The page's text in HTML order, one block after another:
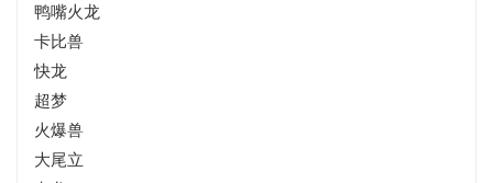
鸭嘴火龙
卡比兽
快龙
超梦
火爆兽
大尾立